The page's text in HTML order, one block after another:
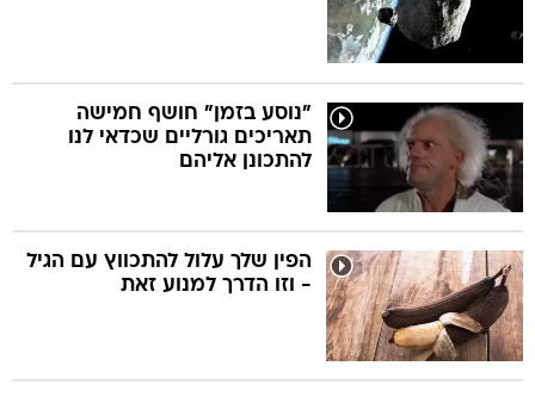
"נוסע בזמן" חושף חמישה
תאריכים גורליים שכדאי לנו
להתכונן אליהם
הפין שלך עלול להתכווץ עם הגיל
- וזו הדרך למנוע זאת